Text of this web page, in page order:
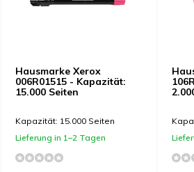
Hausmarke Xerox
006R01515 - Kapazität:
15.000 Seiten
Kapazität: 15.000 Seiten
Lieferung in 1–2 Tagen